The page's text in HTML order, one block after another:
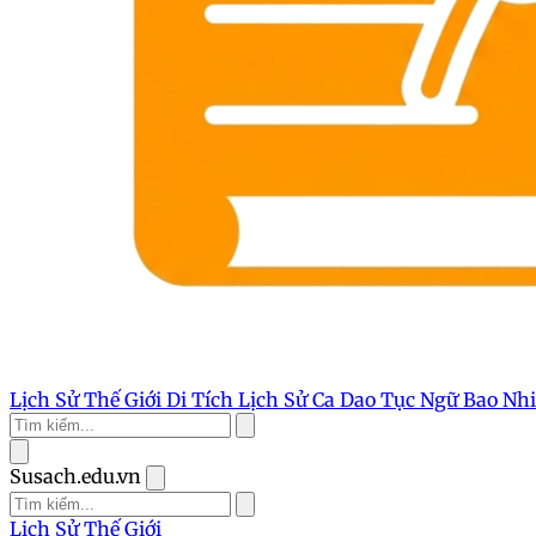
Lịch Sử Thế Giới Di Tích Lịch SửCa Dao Tục NgữBao
Susach.edu.vn
Lịch Sử Thế Giới